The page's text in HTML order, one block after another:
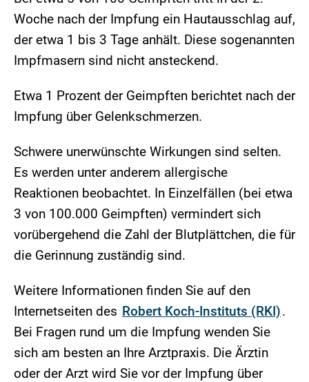
Woche nach der Impfung ein Hautausschlag auf,
der etwa 1 bis 3 Tage anhält. Diese sogenannten
Impfmasern sind nicht ansteckend.
Etwa 1 Prozent der Geimpften berichtet nach der
Impfung über Gelenkschmerzen.
Schwere unerwünschte Wirkungen sind selten.
Es werden unter anderem allergische
Reaktionen beobachtet. In Einzelfällen (bei etwa
3 von 100.000 Geimpften) vermindert sich
vorübergehend die Zahl der Blutplättchen, die für
die Gerinnung zuständig sind.
Weitere Informationen finden Sie auf den
Internetseiten des Robert Koch-Instituts (RKI).
Bei Fragen rund um die Impfung wenden Sie
sich am besten an Ihre Arztpraxis. Die Ärztin
oder der Arzt wird Sie vor der Impfung über